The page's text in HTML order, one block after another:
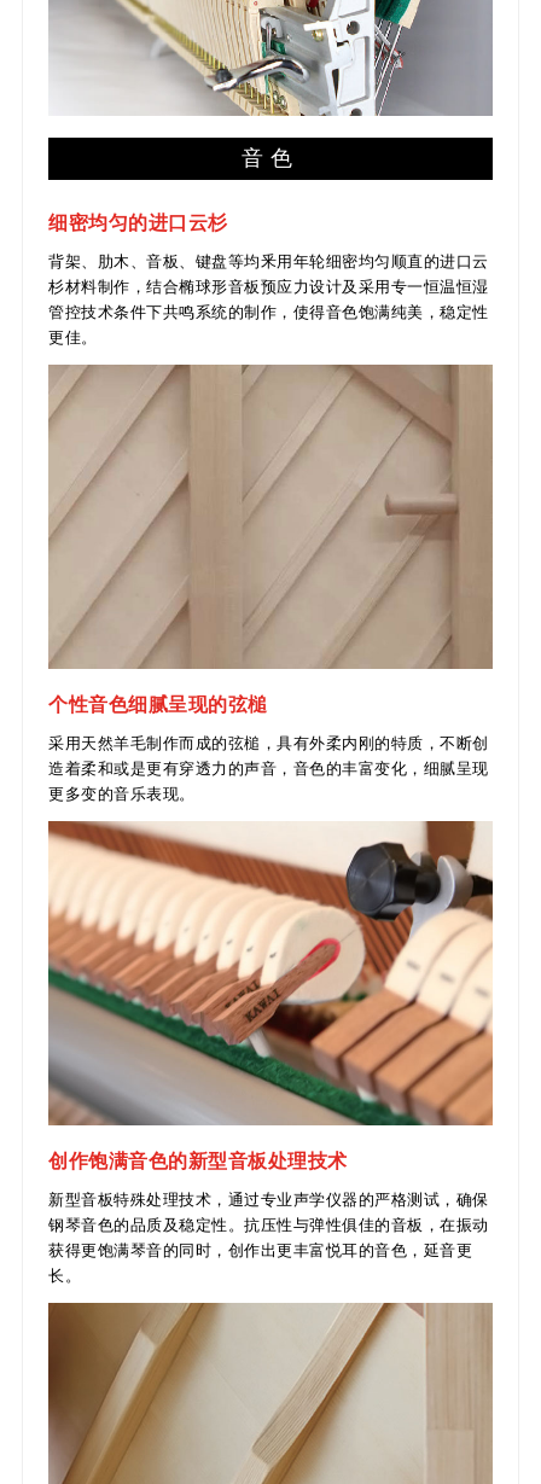
音色
细密均匀的进口云杉
背架、肋木、音板、键盘等均釆用年轮细密均匀顺直的进口云
杉材料制作，结合椭球形音板预应力设计及采用专一恒温恒湿
管控技术条件下共鸣系统的制作，使得音色饱满纯美，稳定性
更佳。
个性音色细腻呈现的弦槌
采用天然羊毛制作而成的弦槌，具有外柔内刚的特质，不断创
造着柔和或是更有穿透力的声音，音色的丰富变化，细腻呈现
更多变的音乐表现。
创作饱满音色的新型音板处理技术
新型音板特殊处理技术，通过专业声学仪器的严格测试，确保
钢琴音色的品质及稳定性。抗压性与弹性俱佳的音板，在振动
获得更饱满琴音的同时，创作出更丰富悦耳的音色，延音更
长。